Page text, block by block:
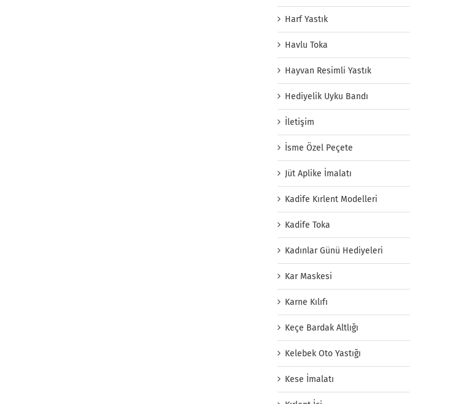
Harf Yastık
Havlu Toka
Hayvan Resimli Yastık
Hediyelik Uyku Bandı
İletişim
İsme Özel Peçete
Jüt Aplike İmalatı
Kadife Kırlent Modelleri
Kadife Toka
Kadınlar Günü Hediyeleri
Kar Maskesi
Karne Kılıfı
Keçe Bardak Altlığı
Kelebek Oto Yastığı
Kese İmalatı